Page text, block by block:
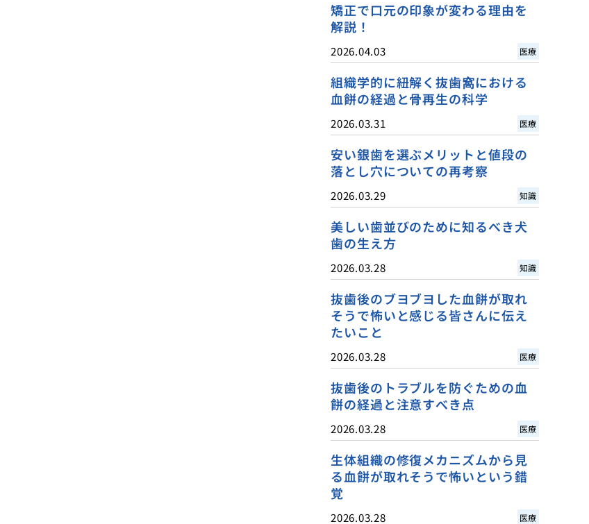
矯正で口元の印象が変わる理由を
解説！
2026.04.03 医療
組織学的に紐解く抜歯窩における
血餅の経過と骨再生の科学
2026.03.31 医療
安い銀歯を選ぶメリットと値段の
落とし穴についての再考察
2026.03.29 知識
美しい歯並びのために知るべき犬
歯の生え方
2026.03.28 知識
抜歯後のブヨブヨした血餅が取れ
そうで怖いと感じる皆さんに伝え
たいこと
2026.03.28 医療
抜歯後のトラブルを防ぐための血
餅の経過と注意すべき点
2026.03.28 医療
生体組織の修復メカニズムから見
る血餅が取れそうで怖いという錯
覚
2026.03.28 医療